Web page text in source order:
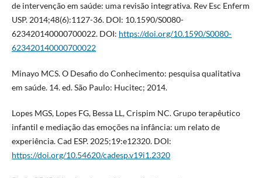
de intervenção em saúde: uma revisão integrativa. Rev Esc Enferm
USP. 2014;48(6):1127-36. DOI: 10.1590/S0080-
623420140000700022. DOI: https://doi.org/10.1590/S0080-
623420140000700022
Minayo MCS. O Desafio do Conhecimento: pesquisa qualitativa
em saúde. 14. ed. São Paulo: Hucitec; 2014.
Lopes MGS, Lopes FG, Bessa LL, Crispim NC. Grupo terapêutico
infantil e mediação das emoções na infância: um relato de
experiência. Cad ESP. 2025;19:e12320. DOI:
https://doi.org/10.54620/cadesp.v19i1.2320